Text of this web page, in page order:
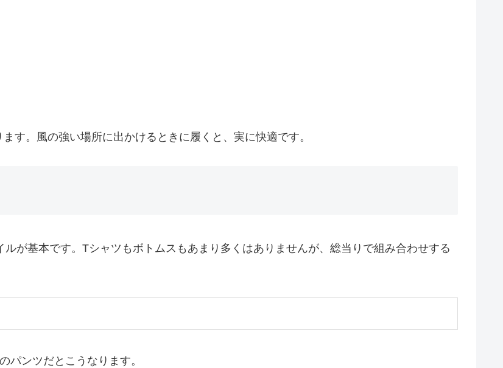
す。風の強い場所に出かけるときに履くと、実に快適です。
が基本です。Tシャツもボトムスもあまり多くはありませんが、総当りで組み合わせする
パンツだとこうなります。